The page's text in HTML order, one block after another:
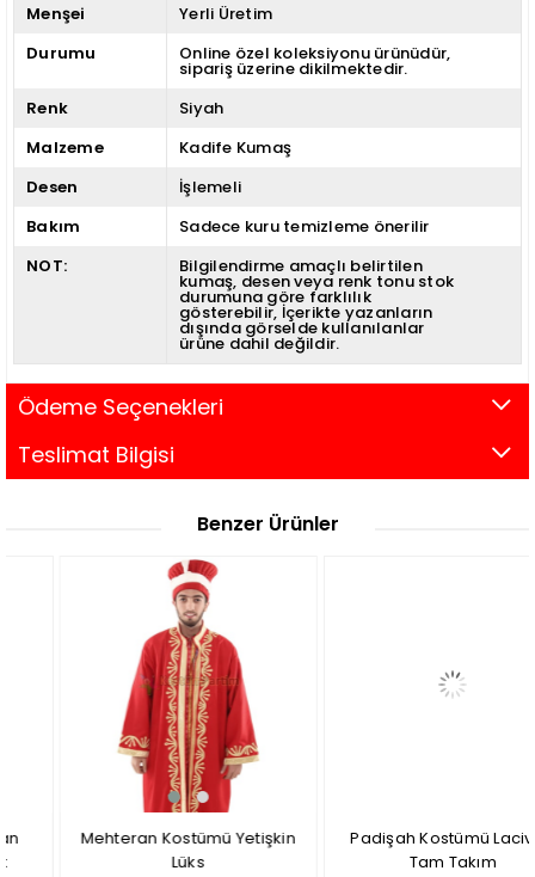
Menşei
Yerli Üretim
Durumu
Online özel koleksiyonu ürünüdür,
sipariş üzerine dikilmektedir.
Renk
Siyah
Malzeme
Kadife Kumaş
Desen
İşlemeli
Bakım
Sadece kuru temizleme önerilir
NOT:
Bilgilendirme amaçlı belirtilen
kumaş, desen veya renk tonu stok
durumuna göre farklılık
gösterebilir İçerikte yazanların
dışında görselde kullanılanlar
ürüne dahil değildir.
Ödeme Seçenekleri
Teslimat Bilgisi
Benzer Ürünler
Mehteran Kostümü Yetişkin
Padişah Kostümü Lacivert
Tam Takım